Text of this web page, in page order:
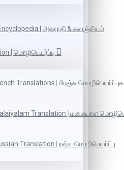
| அகராதி & களஞ்சியம்
| மொழிபெயர்ப்பு
Translations | பிரஞ்சு
Translation | மலையாள
Translation | ரஷ்ய மொழிபெயர்ப்பு